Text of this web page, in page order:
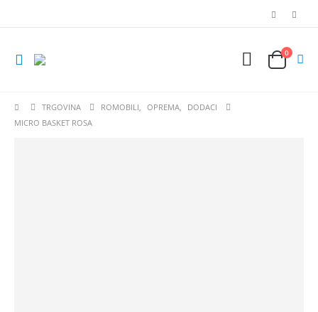
0
TRGOVINA ROMOBILI, OPREMA,
DODACI
MICRO BASKET ROSA